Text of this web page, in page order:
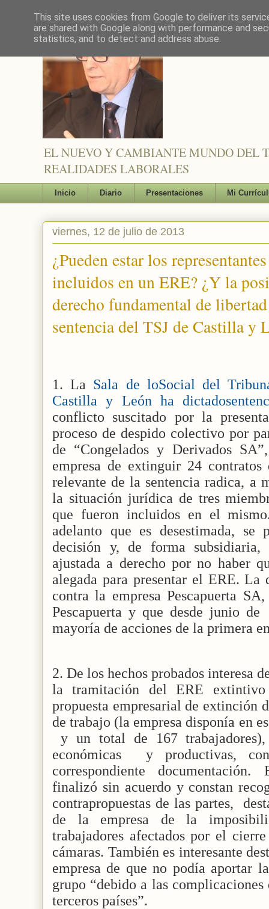
EL NUEVO Y CAMBIANTE MUNDO DEL
REALIDADES LABORALES
Inicio Diario Presentaciones Mi
viernes, 12 de julio de 2013
¿Pueden estar los
incluidos en un ERE? ¿Y la
derecho fundamental de
sentencia del TSJ de Castilla y
1. La Sala de loSocial del
Castilla y León ha
conflicto suscitado por la
proceso de despido colectivo por
de “Congelados y Derivados
empresa de extinguir 24
relevante de la sentencia radica, a
la situación jurídica de tres
que fueron incluidos en el
adelanto que es desestimada,
decisión y, de forma
ajustada a derecho por no haber
alegada para presentar el ERE. La
contra la empresa Pescapuerta
Pescapuerta y que desde junio de
mayoría de acciones de la primera
2. De los hechos probados interesa
la tramitación del ERE
propuesta empresarial de extinción
de trabajo (la empresa disponía en
y un total de 167
económicas
y productivas,
correspondiente
finalizó sin acuerdo y constan
contrapropuestas de las partes,
de la empresa de la
trabajadores afectados por el
cámaras. También es interesante
empresa de que no podía aportar
grupo “debido a las
terceros países”.
This site uses cookies from Google to deliver its
are shared with Google along with performance and
statistics, and to detect and address abuse.